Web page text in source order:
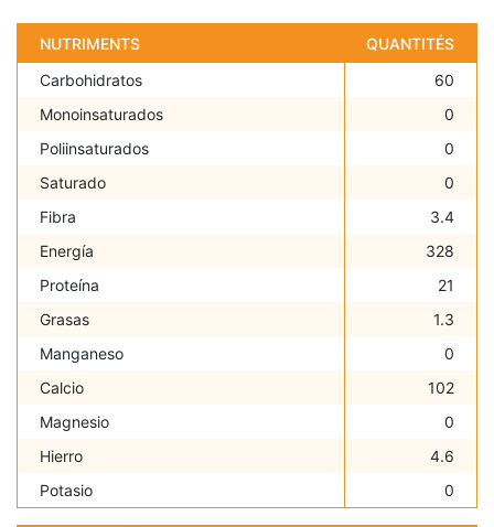
NUTRIMENTS
QUANTITÉS
Carbohidratos
60
Monoinsaturados
0
Poliinsaturados
0
Saturado
0
Fibra
3.4
Energía
328
Proteína
21
Grasas
1.3
Manganeso
0
Calcio
102
Magnesio
0
Hierro
4.6
Potasio
0